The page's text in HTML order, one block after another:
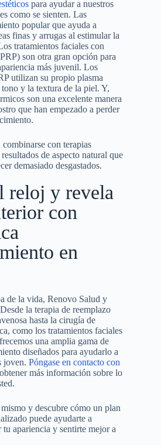
para ayudar a nuestros
como se sienten. Las
popular que ayuda a
finas y arrugas al estimular la
tratamientos faciales con
son otra gran opción para
más juvenil. Los
utilizan su propio plasma
y la textura de la piel. Y,
son una excelente manera
que han empezado a perder
con terapias
de aspecto natural que
demasiado desgastados.
reloj y revela
con
en
de la vida, Renovo Salud y
la terapia de reemplazo
hasta la cirugía de
como los tratamientos faciales
una amplia gama de
diseñados para ayudarlo a
joven. Póngase en contacto con
más información sobre lo
y descubre cómo un plan
puede ayudarte a
apariencia y sentirte mejor a